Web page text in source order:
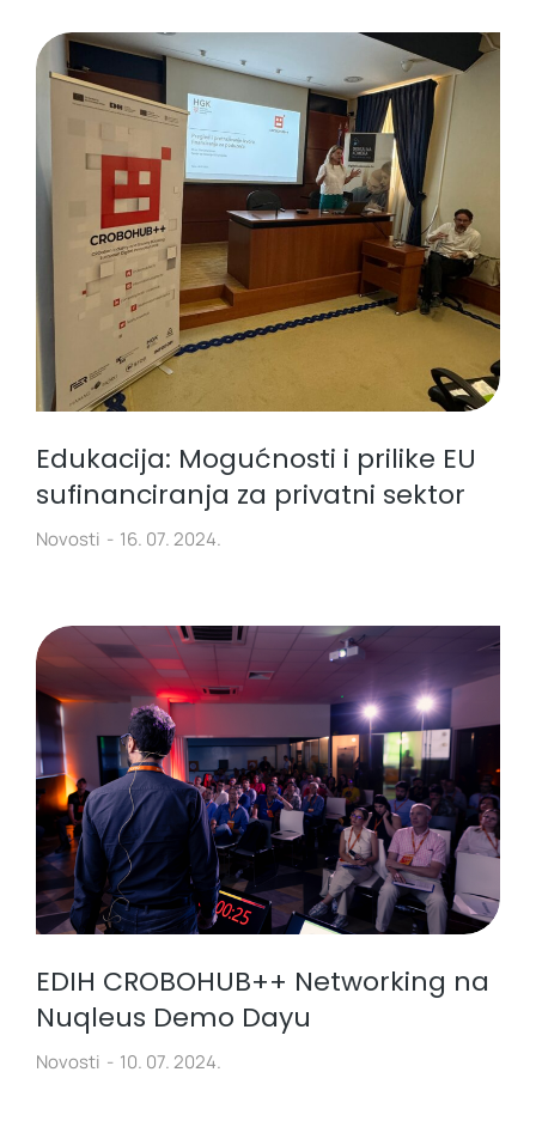
Edukacija: Mogućnosti i prilike EU
sufinanciranja za privatni sektor
Novosti 16. 07. 2024.
EDIH CROBOHUB++ Networking na
Nuqleus Demo Dayu
Novosti 10. 07. 2024.